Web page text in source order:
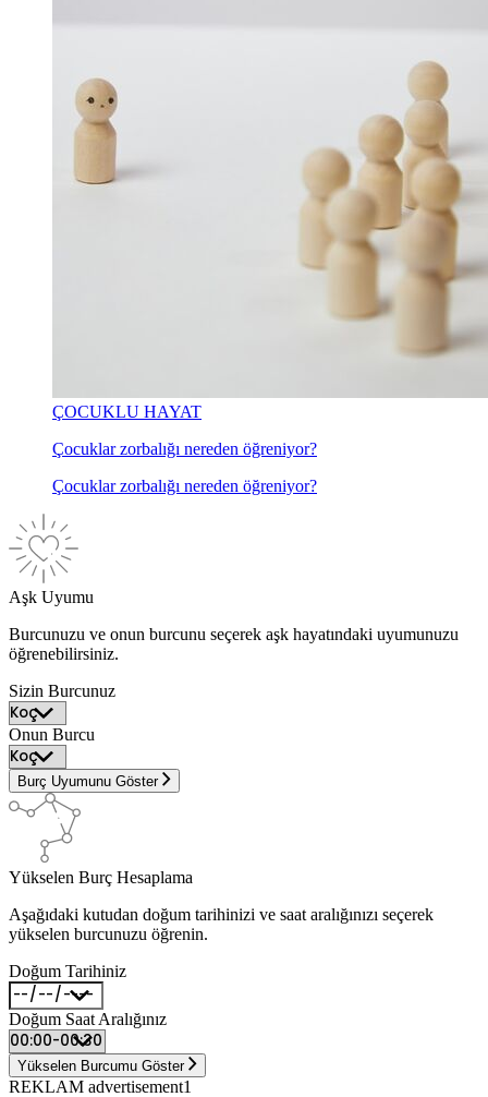
ÇOCUKLU HAYAT
Çocuklar zorbalığı nereden öğreniyor?
Çocuklar zorbalığı nereden öğreniyor?
Aşk Uyumu
Burcunuzu ve onun burcunu seçerek aşk hayatındaki uyumunuzu
öğrenebilirsiniz.
Sizin Burcunuz
Onun Burcu
Burç Uyumunu Göster
Yükselen Burç Hesaplama
Aşağıdaki kutudan doğum tarihinizi ve saat aralığınızı seçerek
yükselen burcunuzu öğrenin.
Doğum Tarihiniz
Doğum Saat Aralığınız
Yükselen Burcumu Göster
REKLAM advertisement1